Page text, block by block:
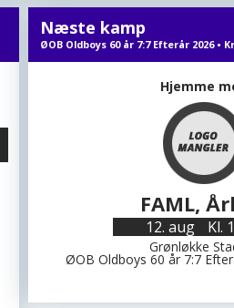
Næste kamp
ØOB Oldboys 60 år 7:7 Efterår 2026 •
Hjemme
FAML,
12. aug Kl.
Grønløkke
ØOB Oldboys 60 år 7:7